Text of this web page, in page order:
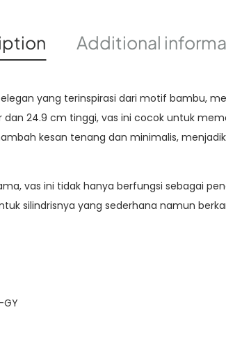
Additional
elegan yang terinspirasi dari motif bambu,
dan 24.9 cm tinggi, vas ini cocok untuk
kesan tenang dan minimalis,
vas ini tidak hanya berfungsi sebagai
silindrisnya yang sederhana namun
GY